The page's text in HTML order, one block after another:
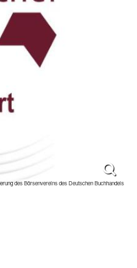
des Börsenvereins des Deutschen Buchhandels